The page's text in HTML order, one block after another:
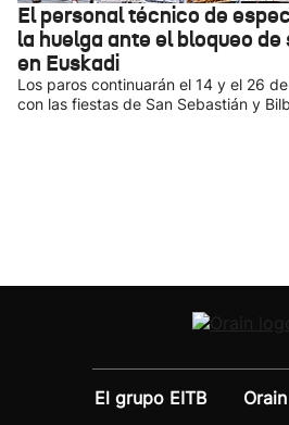
El personal técnico de
la huelga ante el bloqueo
en Euskadi
Los paros continuarán el 14 y el 26
con las fiestas de San Sebastián y
El grupo EITB
Orain